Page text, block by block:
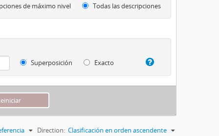
de máximo nivel Todas las descripciones
Superposición Exacto
Direction: Clasificación en orden ascendente